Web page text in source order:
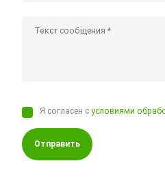
Я согласен сусловиями
Отправить